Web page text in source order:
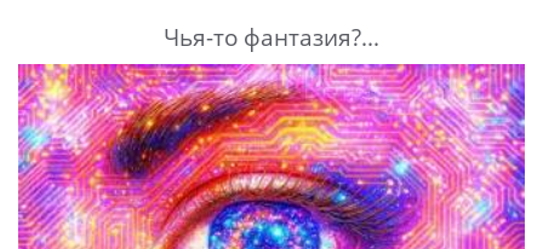
Чья-то фантазия?...